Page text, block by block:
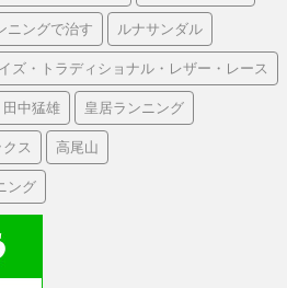
ニングで治す ルナサンダル
ズ・トラディショナル・レザー・レース
田中猛雄 皇居ランニング
ス 高尾山
ング